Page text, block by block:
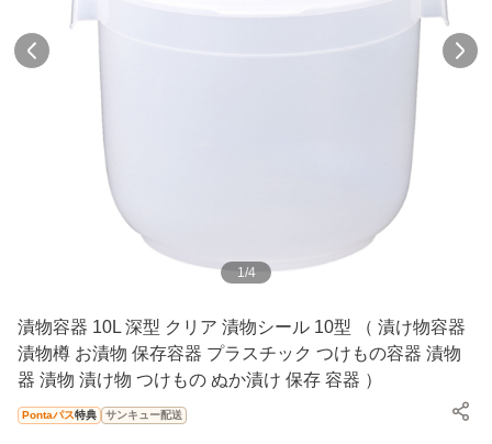
1 /4
漬物容器 10L 深型 クリア 漬物シール 10型 （ 漬け物容器
漬物樽 お漬物 保存容器 プラスチック つけもの容器 漬物
器 漬物 漬け物 つけもの ぬか漬け 保存 容器 ）
Pontaパス特典 サンキュー配送